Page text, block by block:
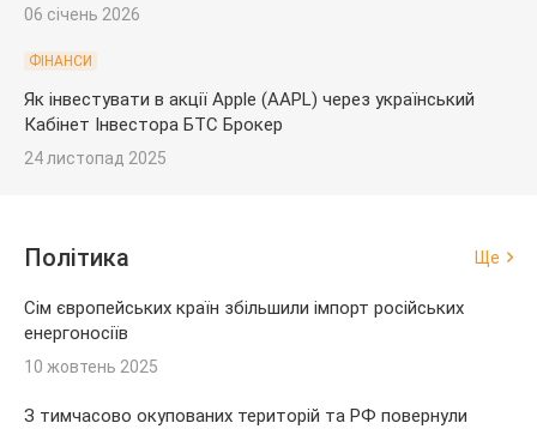
06 січень 2026
ФІНАНСИ
Як інвестувати в акції Apple (AAPL) через український
Кабінет Інвестора БТС Брокер
24 листопад 2025
Політика Ще
Сім європейських країн збільшили імпорт російських
енергоносіїв
10 жовтень 2025
З тимчасово окупованих територій та РФ повернули